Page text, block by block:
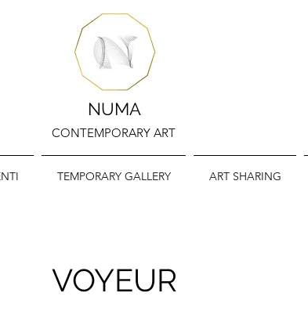
NUMA
CONTEMPORARY ART
TEMPORARY GALLERY ART SHARING
VOYEUR